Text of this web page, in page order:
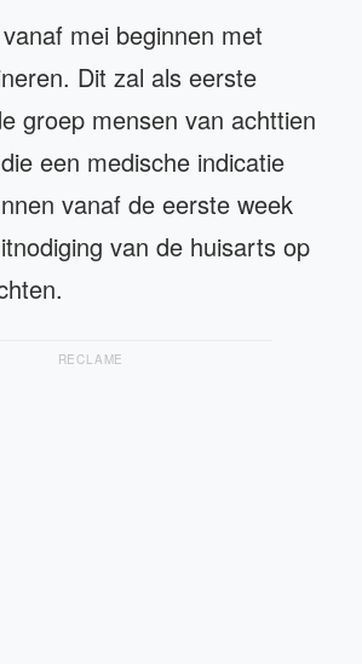
mei beginnen met
Dit zal als eerste
groep mensen van achttien
een medische indicatie
vanaf de eerste week
van de huisarts op
RECLAME